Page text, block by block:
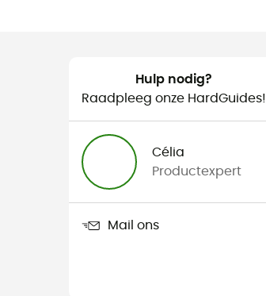
Hulp nodig?
Raadpleeg onze HardGuides!
Célia
Productexpert
Mail ons